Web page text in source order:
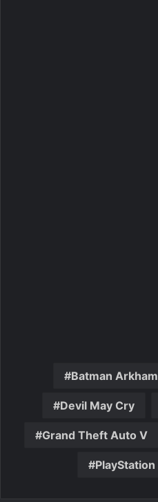
Batman Arkham
Devil May Cry
Grand Theft Auto V
PlayStation